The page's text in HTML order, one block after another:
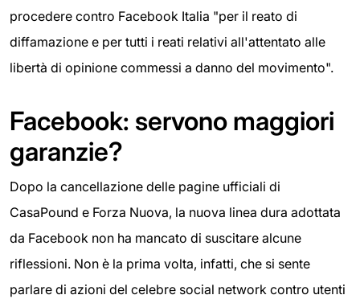
procedere contro Facebook Italia "per il reato di
diffamazione e per tutti i reati relativi all'attentato alle
libertà di opinione commessi a danno del movimento".
Facebook: servono maggiori
garanzie?
Dopo la cancellazione delle pagine ufficiali di
CasaPound e Forza Nuova, la nuova linea dura adottata
da Facebook non ha mancato di suscitare alcune
riflessioni. Non è la prima volta, infatti, che si sente
parlare di azioni del celebre social network contro utenti